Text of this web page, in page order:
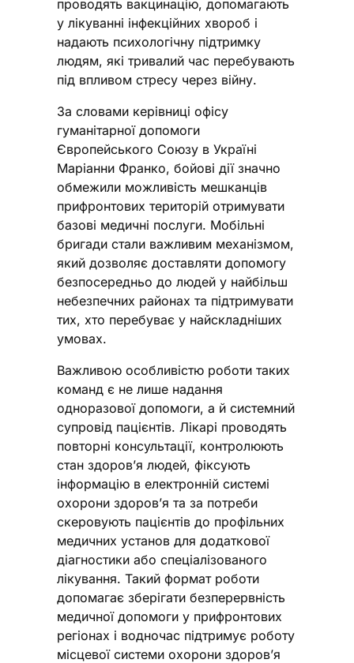
проводять вакцинацію, допомагають
у лікуванні інфекційних хвороб і
надають психологічну підтримку
людям, які тривалий час перебувають
під впливом стресу через війну.
За словами керівниці офісу
гуманітарної допомоги
Європейського Союзу в Україні
Маріанни Франко, бойові дії значно
обмежили можливість мешканців
прифронтових територій отримувати
базові медичні послуги. Мобільні
бригади стали важливим механізмом,
який дозволяє доставляти допомогу
безпосередньо до людей у найбільш
небезпечних районах та підтримувати
тих, хто перебуває у найскладніших
умовах.
Важливою особливістю роботи таких
команд є не лише надання
одноразової допомоги, а й системний
супровід пацієнтів. Лікарі проводять
повторні консультації, контролюють
стан здоров’я людей, фіксують
інформацію в електронній системі
охорони здоров’я та за потреби
скеровують пацієнтів до профільних
медичних установ для додаткової
діагностики або спеціалізованого
лікування. Такий формат роботи
допомагає зберігати безперервність
медичної допомоги у прифронтових
регіонах і водночас підтримує роботу
місцевої системи охорони здоров’я